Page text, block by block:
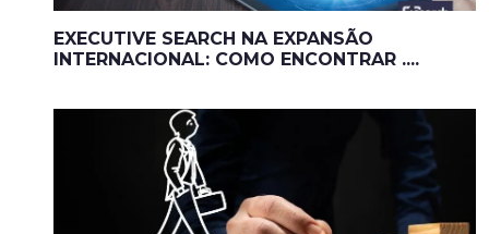
EXECUTIVE SEARCH NA EXPANSÃO
INTERNACIONAL: COMO ENCONTRAR ....